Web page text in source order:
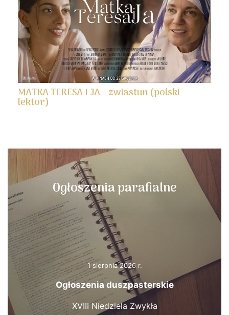
MATKA TERESA I JA - zwiastun (polski
lektor)
Ogłoszenia parafialne
1 sierpnia 2026 r.
Ogłoszenia duszpasterskie
XVIII Niedziela Zwykła